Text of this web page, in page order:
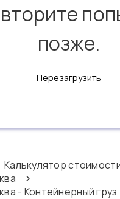
позже.
Перезагрузить
Калькулятор
- Контейнерный груз